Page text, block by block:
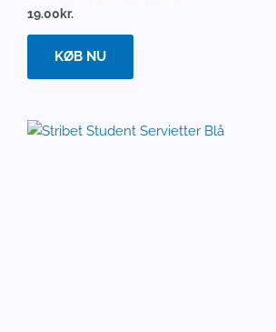
19.00kr.
KØB NU